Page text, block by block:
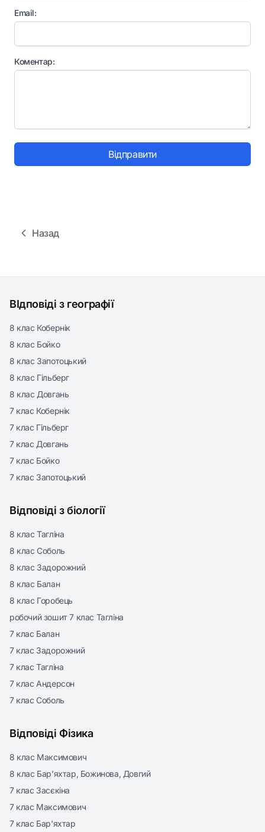
Email:
Коментар:
Відправити
Назад
ВІдповіді з географії
8 клас Кобернік
8 клас Бойко
8 клас Запотоцький
8 клас Гільберг
8 клас Довгань
7 клас Кобернік
7 клас Гільберг
7 клас Довгань
7 клас Бойко
7 клас Запотоцький
Відповіді з біології
8 клас Тагліна
8 клас Соболь
8 клас Задорожний
8 клас Балан
8 клас Горобець
робочий зошит 7 клас Тагліна
7 клас Балан
7 клас Задорожний
7 клас Тагліна
7 клас Андерсон
7 клас Соболь
Відповіді Фізика
8 клас Максимович
8 клас Бар’яхтар, Божинова, Довгий
7 клас Засєкіна
7 клас Максимович
7 клас Бар'яхтар